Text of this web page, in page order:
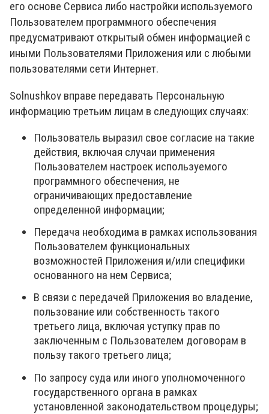
его основе Сервиса либо настройки используемого
Пользователем программного обеспечения
предусматривают открытый обмен информацией с
иными Пользователями Приложения или с любыми
пользователями сети Интернет.
Solnushkov вправе передавать Персональную
информацию третьим лицам в следующих случаях:
Пользователь выразил свое согласие на такие
действия, включая случаи применения
Пользователем настроек используемого
программного обеспечения, не
ограничивающих предоставление
определенной информации;
Передача необходима в рамках использования
Пользователем функциональных
возможностей Приложения и/или специфики
основанного на нем Сервиса;
В связи с передачей Приложения во владение,
пользование или собственность такого
третьего лица, включая уступку прав по
заключенным с Пользователем договорам в
пользу такого третьего лица;
По запросу суда или иного уполномоченного
государственного органа в рамках
установленной законодательством процедуры;